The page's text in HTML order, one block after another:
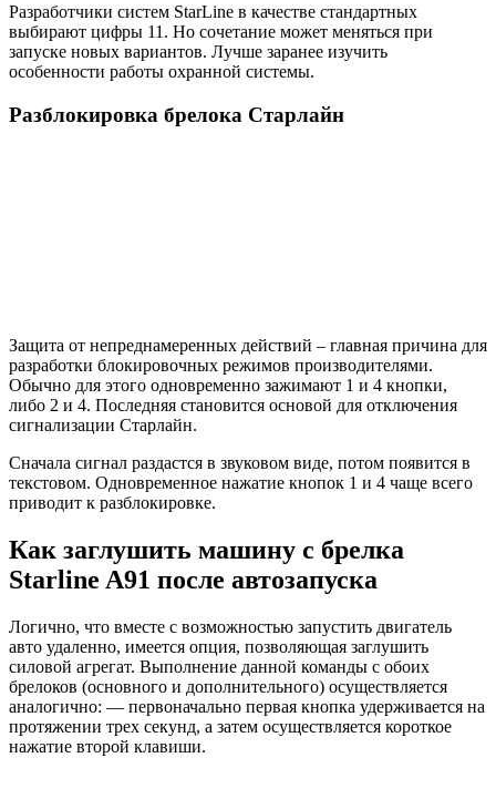
Разработчики систем StarLine в качестве стандартных
выбирают цифры 11. Но сочетание может меняться при
запуске новых вариантов. Лучше заранее изучить
особенности работы охранной системы.
Разблокировка брелока Старлайн
Защита от непреднамеренных действий – главная причина для
разработки блокировочных режимов производителями.
Обычно для этого одновременно зажимают 1 и 4 кнопки,
либо 2 и 4. Последняя становится основой для отключения
сигнализации Старлайн.
Сначала сигнал раздастся в звуковом виде, потом появится в
текстовом. Одновременное нажатие кнопок 1 и 4 чаще всего
приводит к разблокировке.
Как заглушить машину с брелка
Starline A91 после автозапуска
Логично, что вместе с возможностью запустить двигатель
авто удаленно, имеется опция, позволяющая заглушить
силовой агрегат. Выполнение данной команды с обоих
брелоков (основного и дополнительного) осуществляется
аналогично: — первоначально первая кнопка удерживается на
протяжении трех секунд, а затем осуществляется короткое
нажатие второй клавиши.